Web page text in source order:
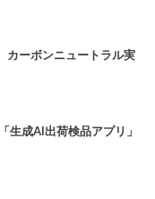
カーボンニュートラル実
生成AI出荷検品アプリ」